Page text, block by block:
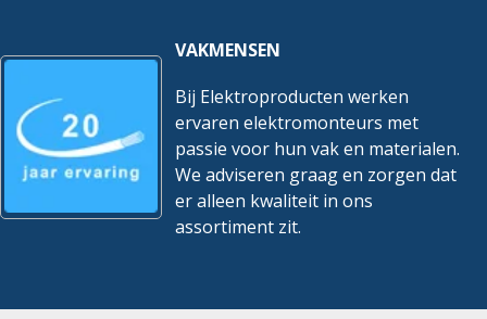
VAKMENSEN
Bij Elektroproducten werken
ervaren elektromonteurs met
passie voor hun vak en materialen.
We adviseren graag en zorgen dat
er alleen kwaliteit in ons
assortiment zit.